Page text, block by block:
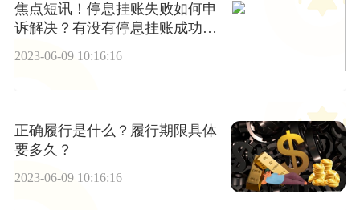
焦点短讯！停息挂账失败如何申
诉解决？有没有停息挂账成功
的？
2023-06-09 10:16:16
正确履行是什么？履行期限具体
要多久？
2023-06-09 10:16:16